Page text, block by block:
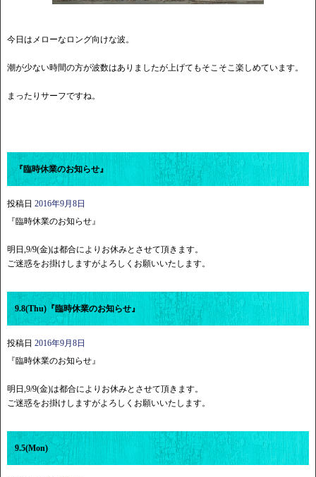
今日はメローなロング向けな波。
潮が少ない時間の方が波数はありましたが上げてもそこそこ楽しめています。
まったりサーフですね。
『臨時休業のお知らせ』
投稿日 2016年9月8日
『臨時休業のお知らせ』
明日,9/9(金)は都合によりお休みとさせて頂きます。
ご迷惑をお掛けしますがよろしくお願いいたします。
9.8(Thu)『臨時休業のお知らせ』
投稿日 2016年9月8日
『臨時休業のお知らせ』
明日,9/9(金)は都合によりお休みとさせて頂きます。
ご迷惑をお掛けしますがよろしくお願いいたします。
9.5(Mon)